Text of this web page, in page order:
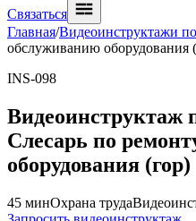
Связаться
Главная/Видеоинструктажи
обслуживанию оборудования
INS-098
Видеоинструктаж
Слесарь по
оборудования (гор)
45 минОхрана труда